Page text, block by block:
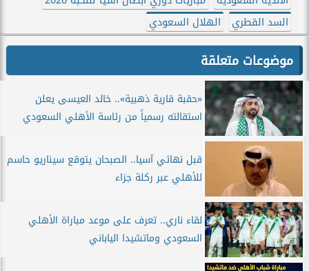
السد القطري
الهلال السعودي
موضوعات متعلقة
«حقبة قارية ذهبية».. خالد العيسى يعلن
استقالته رسمياً من رئاسة الأهلي السعودي
قبل نهائي آسيا.. الصبحان يتوقع سيناريو حاسم
للأهلي عبر ركلة جزاء
لقاء ناري.. تعرف على موعد مباراة الأهلي
السعودي وماتشيدا الياباني